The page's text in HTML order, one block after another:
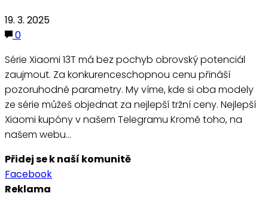
19. 3. 2025
0
Série Xiaomi 13T má bez pochyb obrovský potenciál
zaujmout. Za konkurenceschopnou cenu přináší
pozoruhodné parametry. My víme, kde si oba modely
ze série můžeš objednat za nejlepší tržní ceny. Nejlepší
Xiaomi kupóny v našem Telegramu Kromě toho, na
našem webu…
Přidej se k naší komunitě
Facebook
Reklama